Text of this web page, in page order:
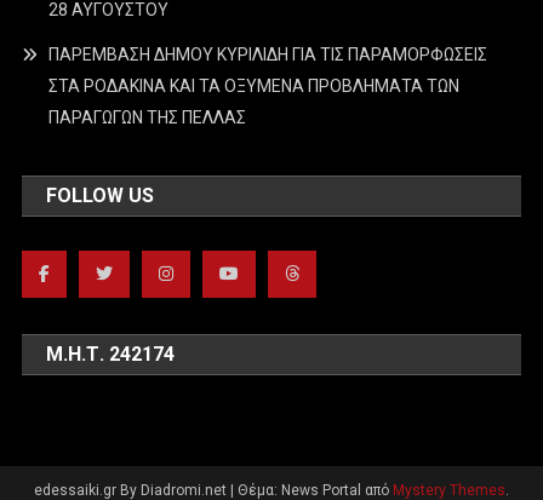
28 ΑΥΓΟΥΣΤΟΥ
ΠΑΡΕΜΒΑΣΗ ΔΗΜΟΥ ΚΥΡΙΛΙΔΗ ΓΙΑ ΤΙΣ ΠΑΡΑΜΟΡΦΩΣΕΙΣ
ΣΤΑ ΡΟΔΑΚΙΝΑ ΚΑΙ ΤΑ ΟΞΥΜΕΝΑ ΠΡΟΒΛΗΜΑΤΑ ΤΩΝ
ΠΑΡΑΓΩΓΩΝ ΤΗΣ ΠΕΛΛΑΣ
FOLLOW US
Μ.Η.Τ. 242174
edessaiki.gr By Diadromi.net Θέμα: News Portal από Mystery Themes.